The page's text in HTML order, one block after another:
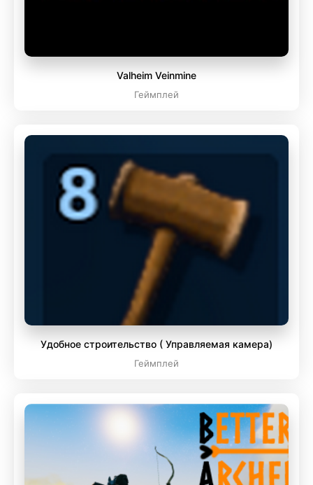
Valheim Veinmine
Геймплей
Удобное строительство ( Управляемая камера)
Геймплей